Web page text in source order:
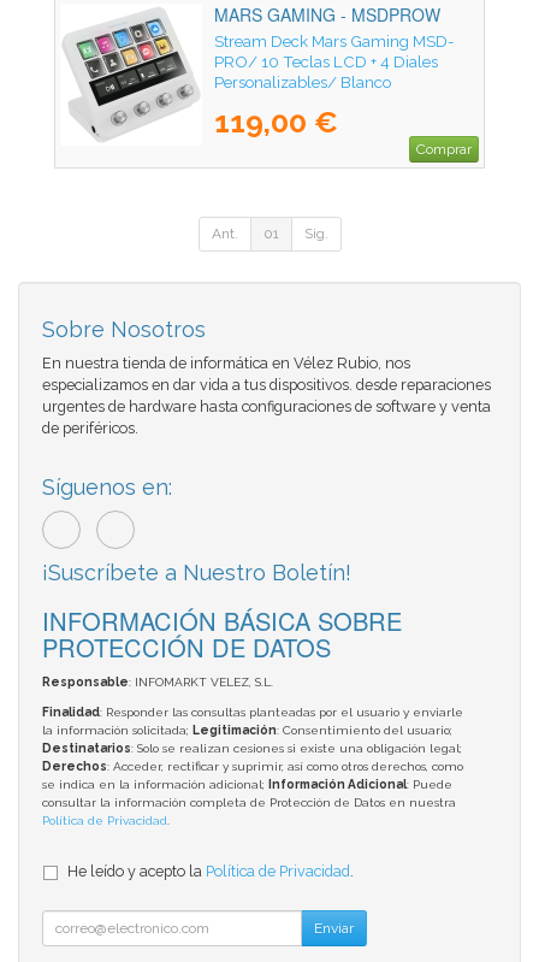
MARS GAMING - MSDPROW
Stream Deck Mars Gaming MSD-
PRO/ 10 Teclas LCD + 4 Diales
Personalizables/ Blanco
119,00 €
Comprar
Ant. 01 Sig.
Sobre Nosotros
En nuestra tienda de informática en Vélez Rubio, nos
especializamos en dar vida a tus dispositivos. desde reparaciones
urgentes de hardware hasta configuraciones de software y venta
de periféricos.
Síguenos en:
¡Suscríbete a Nuestro Boletín!
INFORMACIÓN BÁSICA SOBRE
PROTECCIÓN DE DATOS
Responsable: INFOMARKT VELEZ, S.L.
Finalidad: Responder las consultas planteadas por el usuario y enviarle
la información solicitada; Legitimación: Consentimiento del usuario;
Destinatarios: Solo se realizan cesiones si existe una obligación legal;
Derechos: Acceder, rectificar y suprimir, así como otros derechos, como
se indica en la información adicional;
Información Adicional: Puede
consultar la información completa de Protección de Datos en nuestra
Política de Privacidad
He leído y acepto la Política de Privacidad
Enviar